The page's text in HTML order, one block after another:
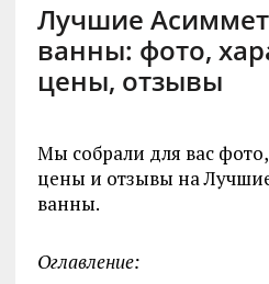
Лучшие
ванны: фото,
цены, отзывы
Мы собрали для вас
цены и отзывы на
ванны.
Оглавление: